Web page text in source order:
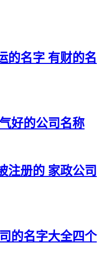
优
溪
华
汇
宰
岳
苗
华
的名字 有财的名
好的公司名称
注册的 家政公司
的名字大全四个